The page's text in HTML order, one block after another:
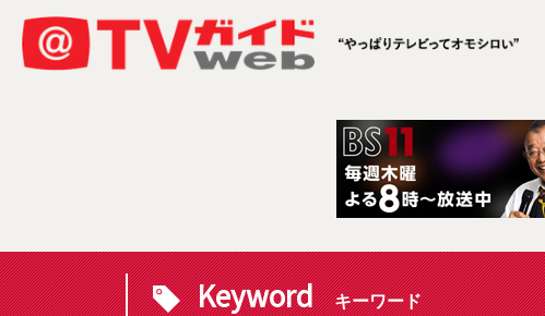
Keyword キーワード